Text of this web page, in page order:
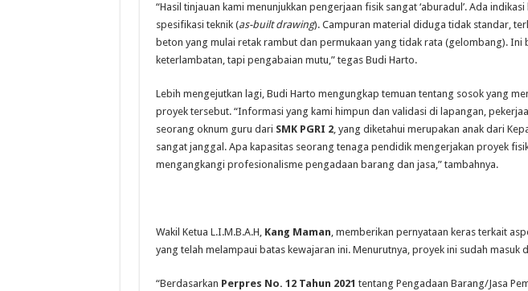
“Hasil tinjauan kami menunjukkan pengerjaan fisik sangat ‘aburadul’. Ada
spesifikasi teknik (as-built drawing). Campuran material diduga tidak standar,
beton yang mulai retak rambut dan permukaan yang tidak rata (gelombang). Ini
keterlambatan, tapi pengabaian mutu,” tegas Budi Harto.
Lebih mengejutkan lagi, Budi Harto mengungkap temuan tentang sosok yang
proyek tersebut. “Informasi yang kami himpun dan validasi di lapangan,
seorang oknum guru dari SMK PGRI 2, yang diketahui merupakan anak dari
sangat janggal. Apa kapasitas seorang tenaga pendidik mengerjakan proyek
mengangkangi profesionalisme pengadaan barang dan jasa,” tambahnya.
Wakil Ketua L.I.M.B.A.H, Kang Maman, memberikan pernyataan keras terkait
yang telah melampaui batas kewajaran ini. Menurutnya, proyek ini sudah masuk
“Berdasarkan Perpres No. 12 Tahun 2021 tentang Pengadaan Barang/Jasa